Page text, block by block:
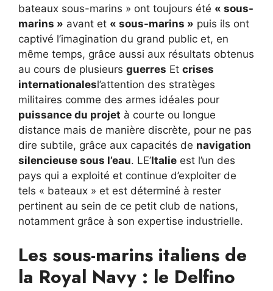
bateaux sous-marins » ont toujours été « sous-
marins » avant et « sous-marins » puis ils ont
captivé l’imagination du grand public et, en
même temps, grâce aussi aux résultats obtenus
au cours de plusieurs guerres Et crises
internationalesl’attention des stratèges
militaires comme des armes idéales pour
puissance du projet à courte ou longue
distance mais de manière discrète, pour ne pas
dire subtile, grâce aux capacités de navigation
silencieuse sous l’eau. LE’Italie est l’un des
pays qui a exploité et continue d’exploiter de
tels « bateaux » et est déterminé à rester
pertinent au sein de ce petit club de nations,
notamment grâce à son expertise industrielle.
Les sous-marins italiens de
la Royal Navy : le Delfino